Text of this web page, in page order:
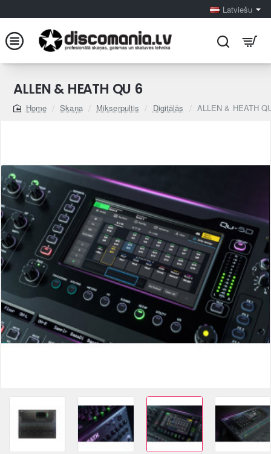
Latviešu
ALLEN & HEATH QU 6
home
Skaņa Mikserpultis Digitālās ALLEN & HEATH